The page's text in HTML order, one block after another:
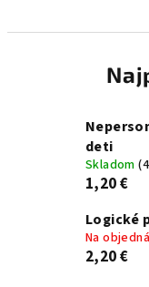
deti
Skladom
1,20 €
Logické
Na
2,20 €